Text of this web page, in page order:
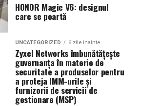
HONOR Magic V6: designul
care se poartă
UNCATEGORIZED 6 zile inainte
Zyxel Networks îmbunătățește
guvernanța în materie de
securitate a produselor pentru
a proteja IMM-urile și
furnizorii de servicii de
gestionare (MSP)